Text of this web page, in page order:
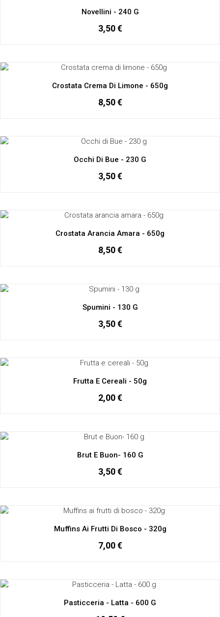
Novellini - 240 G
3,50 €
Crostata Crema Di Limone - 650g
8,50 €
Occhi Di Bue - 230 G
3,50 €
Crostata Arancia Amara - 650g
8,50 €
Spumini - 130 G
3,50 €
Frutta E Cereali - 50g
2,00 €
Brut E Buon- 160 G
3,50 €
Muffins Ai Frutti Di Bosco - 320g
7,00 €
Pasticceria - Latta - 600 G